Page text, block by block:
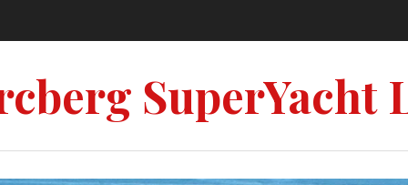
SuperYacht